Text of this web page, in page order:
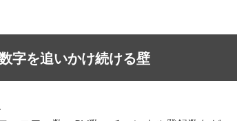
数字を追いかけ続ける壁